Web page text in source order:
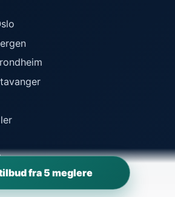
fra 5 meglere